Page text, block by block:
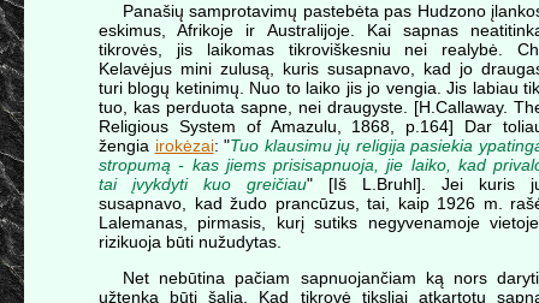
Panašių samprotavimų pastebėta pas Hudzono
eskimus, Afrikoje ir Australijoje. Kai sapnas
tikrovės, jis laikomas tikroviškesniu nei realybė.
Kelavėjus mini zulusą, kuris susapnavo, kad jo
turi blogų ketinimų. Nuo to laiko jis jo vengia. Jis labiau
tuo, kas perduota sapne, nei draugyste. [H.Callaway.
Religious System of Amazulu, 1868, p.164] Dar
žengia irokėzai: "Tuo klausimu jų religija pasiekia
stropumą - kas jiems prisisapnuoja, jie laiko, kad
tai įvykdyti kuo greičiau" [Iš L.Bruhl]. Jei kuris
susapnavo, kad žudo prancūzus, tai, kaip 1926 m.
Lalemanas, pirmasis, kurį sutiks negyvenamoje
rizikuoja būti nužudytas.
Net nebūtina pačiam sapnuojančiam ką nors
užtenka būti šalia. Kad tikrovė tiksliai atkartotų